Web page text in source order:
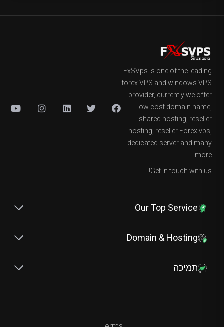
FxSVps is one of the leading
forex VPS and windows VPS
provider, currently we offer
low cost domain name,
shared hosting, reseller
hosting, reseller Forex vps,
dedicated server and many
more.
Get in touch with us!
Our Top Service
Domain & Hosting
תמיכה